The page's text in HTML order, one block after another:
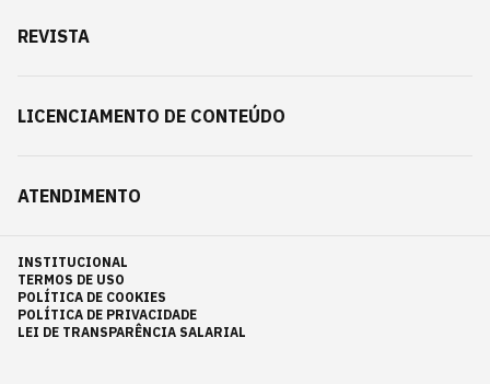
REVISTA
LICENCIAMENTO DE CONTEÚDO
ATENDIMENTO
INSTITUCIONAL
TERMOS DE USO
POLÍTICA DE COOKIES
POLÍTICA DE PRIVACIDADE
LEI DE TRANSPARÊNCIA SALARIAL